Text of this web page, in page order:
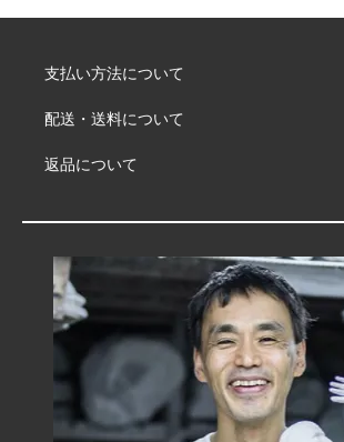
支払い方法について
配送・送料について
返品について